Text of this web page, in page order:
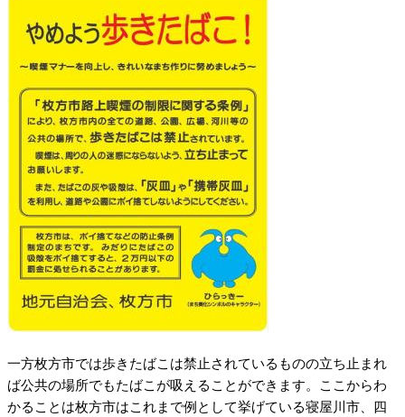
一方枚方市では歩きたばこは禁止されているものの立ち止まれ
ば公共の場所でもたばこが吸えることができます。ここからわ
かることは枚方市はこれまで例として挙げている寝屋川市、四